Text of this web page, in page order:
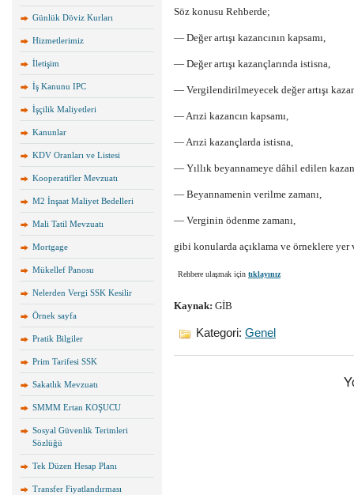
Günlük Döviz Kurları
Hizmetlerimiz
İletişim
İş Kanunu IPC
İşçilik Maliyetleri
Kanunlar
KDV Oranları ve Listesi
Kooperatifler Mevzuatı
M2 İnşaat Maliyet Bedelleri
Mali Tatil Mevzuatı
Mortgage
Mükellef Panosu
Nelerden Vergi SSK Kesilir
Örnek sayfa
Pratik Bilgiler
Prim Tarifesi SSK
Sakatlık Mevzuatı
SMMM Ertan KOŞUCU
Sosyal Güvenlik Terimleri
Sözlüğü
Tek Düzen Hesap Planı
Transfer Fiyatlandırması
Söz konusu Rehberde;
— Değer artışı kazancının kapsamı,
— Değer artışı kazançlarında istisna,
— Vergilendirilmeyecek değer artışı
— Arızi kazancın kapsamı,
— Arızi kazançlarda istisna,
— Yıllık beyannameye dâhil edilen
— Beyannamenin verilme zamanı,
— Verginin ödenme zamanı,
gibi konularda açıklama ve örneklere yer
Rehbere ulaşmak için tıklayınız
Kaynak: GİB
Kategori: Genel